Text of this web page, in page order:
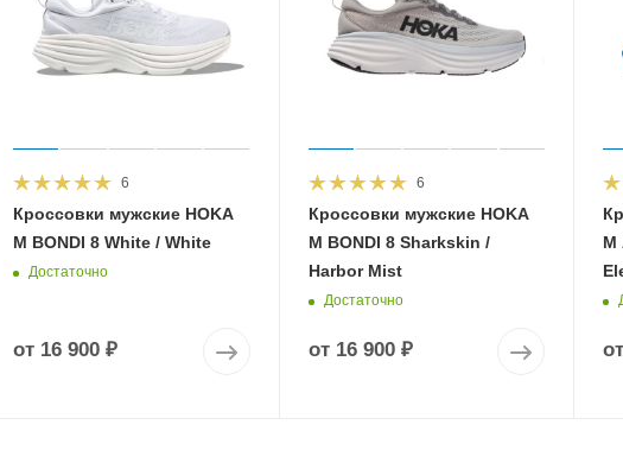
6
Кроссовки мужские HOKA
M BONDI 8 White / White
Достаточно
от 16 900 ₽
6
Кроссовки мужские HOKA
M BONDI 8 Sharkskin /
Harbor Mist
Достаточно
от 16 900 ₽
M
от